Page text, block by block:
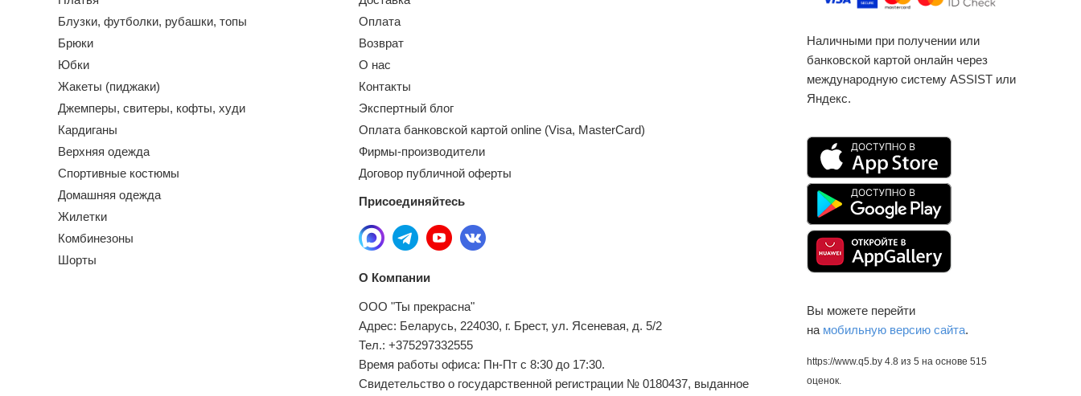
Блузки, футболки, рубашки, топы
Брюки
Юбки
Жакеты (пиджаки)
Джемперы, свитеры, кофты, худи
Кардиганы
Верхняя одежда
Спортивные костюмы
Домашняя одежда
Жилетки
Комбинезоны
Шорты
Оплата
Возврат
О нас
Контакты
Экспертный блог
Оплата банковской картой online (Visa, MasterCard)
Фирмы-производители
Договор публичной оферты
Присоединяйтесь
О Компании
ООО "Ты прекрасна"
Адрес: Беларусь, 224030, г. Брест, ул. Ясеневая, д. 5/2
Тел.: +375297332555
Время работы офиса: Пн-Пт с 8:30 до 17:30.
Свидетельство о государственной регистрации № 0180437, выданное
Наличными при получении или
банковской картой онлайн через
международную систему ASSIST или
Яндекс.
Вы можете перейти
на мобильную версию сайта.
https://www.q5.by 4.8 из 5 на основе 515
оценок.